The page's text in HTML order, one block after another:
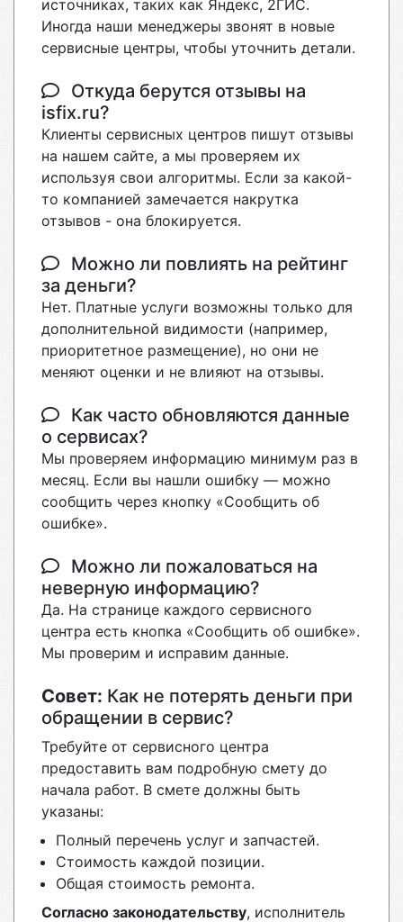
источниках, таких как Яндекс, 2ГИС.
Иногда наши менеджеры звонят в новые
сервисные центры, чтобы уточнить детали.
Откуда берутся отзывы на
isfix.ru?
Клиенты сервисных центров пишут отзывы
на нашем сайте, а мы проверяем их
используя свои алгоритмы. Если за какой-
то компанией замечается накрутка
отзывов - она блокируется.
Можно ли повлиять на рейтинг
за деньги?
Нет. Платные услуги возможны только для
дополнительной видимости (например,
приоритетное размещение), но они не
меняют оценки и не влияют на отзывы.
Как часто обновляются данные
о сервисах?
Мы проверяем информацию минимум раз в
месяц. Если вы нашли ошибку — можно
сообщить через кнопку «Сообщить об
ошибке».
Можно ли пожаловаться на
неверную информацию?
Да. На странице каждого сервисного
центра есть кнопка «Сообщить об ошибке».
Мы проверим и исправим данные.
Совет: Как не потерять деньги при
обращении в сервис?
Требуйте от сервисного центра
предоставить вам подробную смету до
начала работ. В смете должны быть
указаны:
Полный перечень услуг и запчастей.
Стоимость каждой позиции.
Общая стоимость ремонта.
Согласно законодательству, исполнитель